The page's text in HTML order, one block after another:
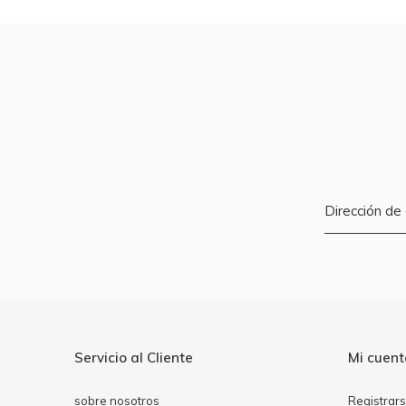
Servicio al Cliente
sobre nosotros
Mi